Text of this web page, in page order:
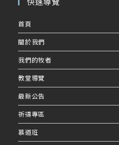
首頁
關於我們
我們的牧者
教堂導覽
最新公告
祈禱專區
慕道班